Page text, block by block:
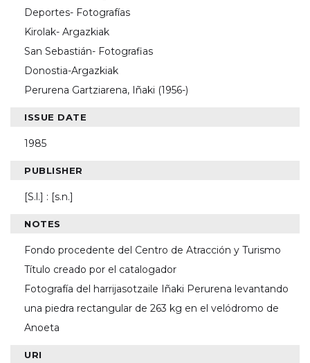
Deportes- Fotografías
Kirolak- Argazkiak
San Sebastián- Fotografias
Donostia-Argazkiak
Perurena Gartziarena, Iñaki (1956-)
ISSUE DATE
1985
PUBLISHER
[S.l.] : [s.n.]
NOTES
Fondo procedente del Centro de Atracción y Turismo
Título creado por el catalogador
Fotografía del harrijasotzaile Iñaki Perurena levantando
una piedra rectangular de 263 kg en el velódromo de
Anoeta
URI